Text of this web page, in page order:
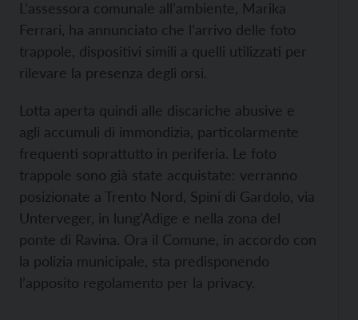
L’assessora comunale all’ambiente, Marika
Ferrari, ha annunciato che l’arrivo delle foto
trappole, dispositivi simili a quelli utilizzati per
rilevare la presenza degli orsi.
Lotta aperta quindi alle discariche abusive e
agli accumuli di immondizia, particolarmente
frequenti soprattutto in periferia. Le foto
trappole sono già state acquistate: verranno
posizionate a Trento Nord, Spini di Gardolo, via
Unterveger, in lung’Adige e nella zona del
ponte di Ravina. Ora il Comune, in accordo con
la polizia municipale, sta predisponendo
l’apposito regolamento per la privacy.